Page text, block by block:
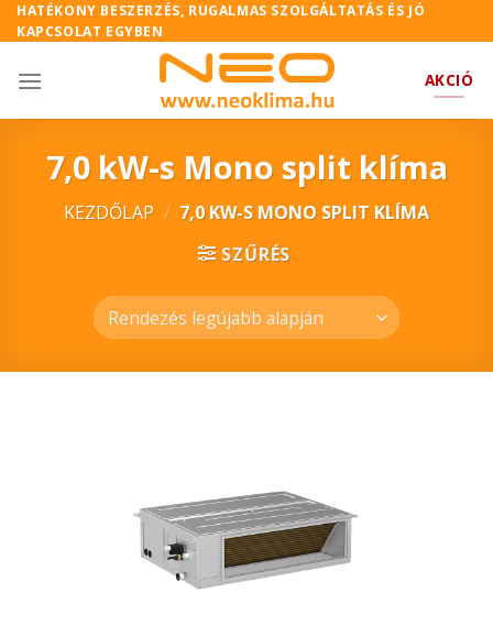
Skip
to
HATÉKONY BESZERZÉS, RUGALMAS SZOLGÁLTATÁS ÉS JÓ
KAPCSOLAT EGYBEN
AKCIÓ
7,0 kW-s Mono split klíma
KEZDŐLAP / 7,0 KW-S MONO SPLIT KLÍMA
SZŰRÉS